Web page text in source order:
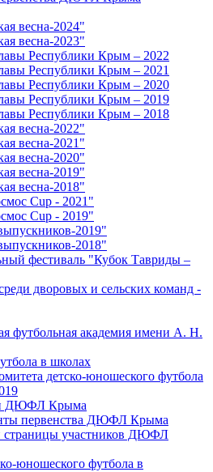
весна-2024"
весна-2023"
Республики Крым – 2022
Республики Крым – 2021
Республики Крым – 2020
Республики Крым – 2019
Республики Крым – 2018
весна-2022"
весна-2021"
весна-2020"
весна-2019"
весна-2018"
Cup - 2021"
Cup - 2019"
2019"
2018"
фестиваль "Кубок Тавриды –
дворовых и сельских команд -
футбольная академия имени А. Н.
в школах
детско-юношеского футбола
ДЮФЛ Крыма
первенства ДЮФЛ Крыма
страницы участников ДЮФЛ
юношеского футбола в